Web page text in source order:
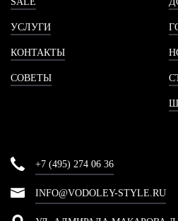
УСЛУГИ
КОНТАКТЫ
СОВЕТЫ
+7 (495) 274 06 36
INFO@VODOLEY-STYLE.RU